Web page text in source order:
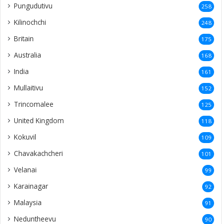
Pungudutivu 258
Kilinochchi 248
Britain 175
Australia 168
India 161
Mullaitivu 152
Trincomalee 125
United Kingdom 118
Kokuvil 109
Chavakachcheri 101
Velanai 99
Karainagar 92
Malaysia 91
Neduntheevu 90